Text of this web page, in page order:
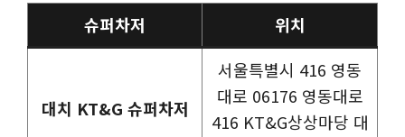
슈퍼차저 위치
대치 KT&G 슈퍼차저
서울특별시 416 영동
대로 06176 영동대로
416 KT&G상상마당 대